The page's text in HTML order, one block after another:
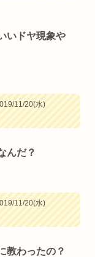
いドヤ現象や
11/20(水)
んだ？
11/20(水)
教わったの？